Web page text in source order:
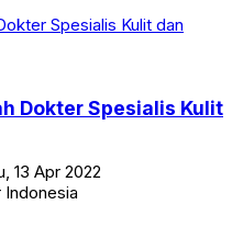
Dokter Spesialis Kulit
13 Apr 2022